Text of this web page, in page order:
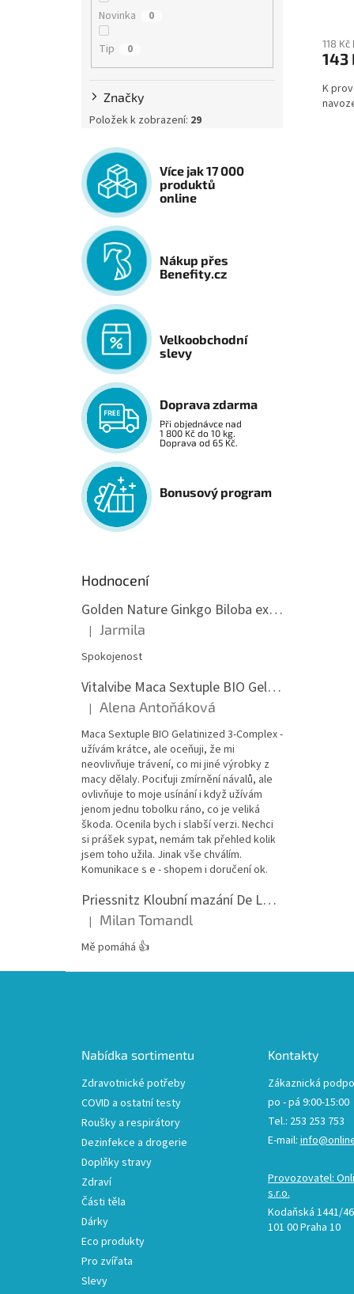
Novinka 0
Tip 0
Značky
Položek k zobrazení: 29
Více jak 17 000
produktů
online
Nákup přes
Benefity.cz
Velkoobchodní
slevy
Doprava zdarma
Při objednávce nad
1 800 Kč do 10 kg.
Doprava od 65 Kč.
Bonusový program
Hodnocení
Golden Nature Ginkgo Biloba extrakt 50:1 60mg, 100 kapslí
Hodnocení produktu je 5 z 5 hvězdiček.
| Jarmila
Spokojenost
Vitalvibe Maca Sextuple BIO Gelatinized 3-Complex, 60 kapslí
Hodnocení produktu je 5 z 5 hvězdiček.
| Alena Antoňáková
Maca Sextuple BIO Gelatinized 3-Complex -
užívám krátce, ale oceňuji, že mi
neovlivňuje trávení, co mi jiné výrobky z
macy dělaly. Pociťuji zmírnění návalů, ale
ovlivňuje to moje usínání i když užívám
jenom jednu tobolku ráno, co je veliká
škoda. Ocenila bych i slabší verzi. Nechci
si prášek sypat, nemám tak přehled kolik
jsem toho užila. Jinak vše chválím.
Komunikace s e - shopem i doručení ok.
Priessnitz Kloubní mazání De Luxe, 200ml
Hodnocení produktu je 5 z 5 hvězdiček.
| Milan Tomandl
Mě pomáhá 👍
118
143
K
Nabídka sortimentu
Zdravotnické potřeby
COVID a ostatní testy
Roušky a respirátory
Dezinfekce a drogerie
Doplňky stravy
Zdraví
Části těla
Dárky
Eco produkty
Pro zvířata
Slevy
Kontakty
Zákaznická
po - pá 9:00-15:00
Tel.: 253 253 753
E-mail:
Provozovatel:
s.r.o.
Kodaňská 1441/
101 00 Praha 10